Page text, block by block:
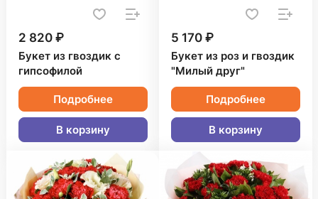
2 820 ₽
Букет из гвоздик с
гипсофилой
Подробнее
В корзину
5 170 ₽
Букет из роз и гвоздик
"Милый друг"
Подробнее
В корзину